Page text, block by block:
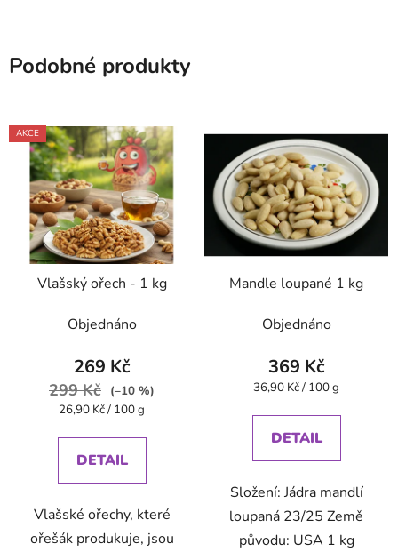
Podobné produkty
AKCE
Vlašský ořech - 1 kg
Objednáno
269 Kč
299 Kč
(–10 %)
Měrná
26,90 Kč / 100 g
DETAIL
Vlašské ořechy, které
ořešák produkuje, jsou
Mandle loupané 1 kg
Objednáno
369 Kč
Měrná
36,90 Kč / 100 g
DETAIL
Složení: Jádra mandlí
loupaná 23/25 Země
původu: USA 1 kg